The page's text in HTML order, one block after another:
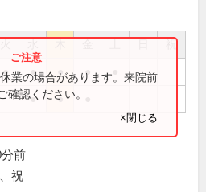
祝
● ● ● ●
● ●
業の場合があります。来院前
確認ください。
×閉じる
前
祝